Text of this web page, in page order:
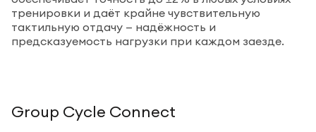
тренировки и даёт крайне чувствительную
тактильную отдачу — надёжность и
предсказуемость нагрузки при каждом заезде.
Group Cycle Connect